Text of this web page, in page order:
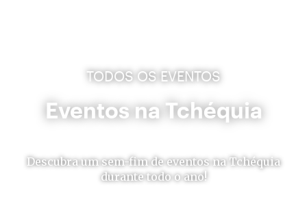
TODOS OS EVENTOS
Eventos na Tchéquia
Descubra um sem-fim de eventos na Tchéquia
durante todo o ano!